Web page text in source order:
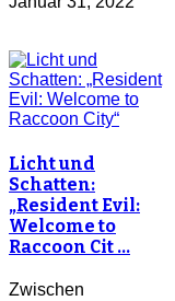
Licht und
Schatten:
„Resident Evil:
Welcome to
Raccoon Cit …
Zwischen